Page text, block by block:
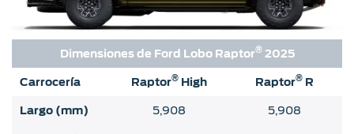
Dimensiones de Ford Lobo Raptor®2025
Carrocería Raptor® High Raptor® R
Largo (mm) 5,908 5,908